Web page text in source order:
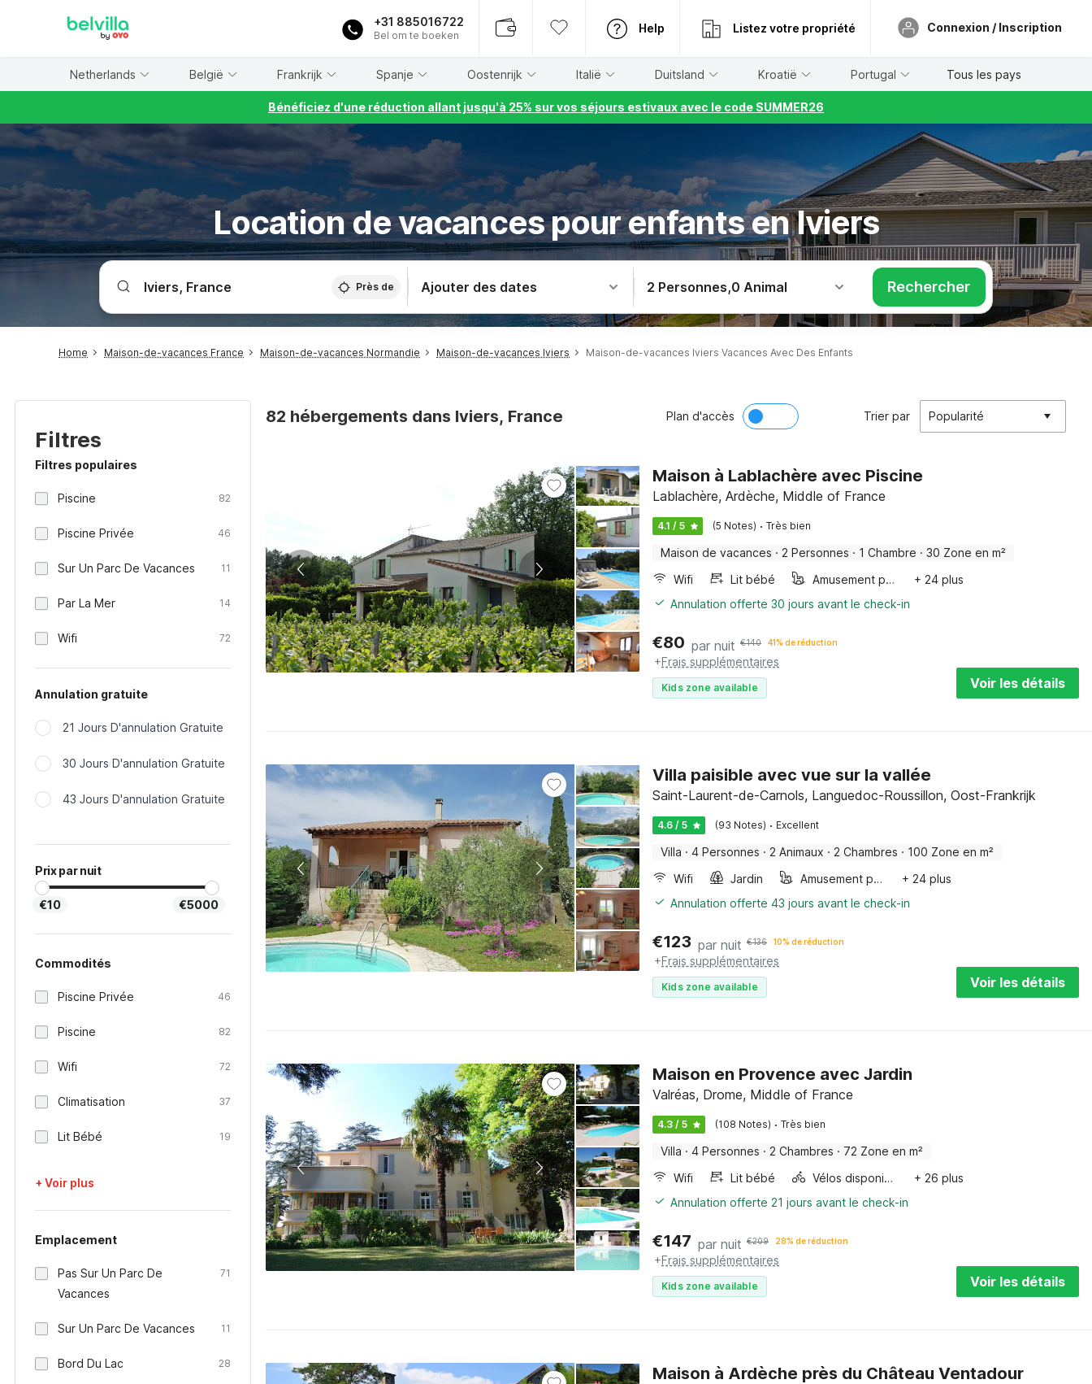
+31 885016722
Bel om te boeken
Help Listez votre propriété Connexion / Inscription
Netherlands België Frankrijk Spanje Oostenrijk Italië Duitsland Kroatië Portugal Tous les pays
Bénéficiez d'une réduction allant jusqu'à 25% sur vos séjours estivaux avec le code SUMMER26
Location de vacances pour enfants en Iviers
Près de Ajouter des dates 2 Personnes,0 Animal Rechercher
Home Maison-de-vacances France Maison-de-vacances Normandie Maison-de-vacances Iviers Maison-de-vacances Iviers Vacances Avec Des Enfants
Filtres
Filtres populaires
Piscine 82
Piscine Privée 46
Sur Un Parc De Vacances 11
Par La Mer 14
Wifi 72
Annulation gratuite
21 Jours D'annulation Gratuite
30 Jours D'annulation Gratuite
43 Jours D'annulation Gratuite
Prix par nuit
€10 €5000
Commodités
Piscine Privée 46
Piscine 82
Wifi 72
Climatisation 37
Lit Bébé 19
+ Voir plus
Emplacement
Pas Sur Un Parc De
Vacances
71
Sur Un Parc De Vacances 11
Bord Du Lac 28
82 hébergements dans Iviers, France Plan d'accès Trier par Popularité
Maison à Lablachère avec Piscine
Lablachère, Ardèche, Middle of France
4.1 / 5 (5 Notes) · Très bien
Maison de vacances · 2 Personnes · 1 Chambre · 30 Zone en m²
Wifi
Lit bébé Amusement pour les enfants
+ 24 plus
Annulation offerte 30 jours avant le check-in
€80 par nuit €140 41% de réduction
+Frais supplémentaires
Kids zone available Voir les détails
Villa paisible avec vue sur la vallée
Saint-Laurent-de-Carnols, Languedoc-Roussillon, Oost-Frankrijk
4.6 / 5 (93 Notes) · Excellent
Villa · 4 Personnes · 2 Animaux · 2 Chambres · 100 Zone en m²
Wifi
Jardin Amusement pour les enfants
+ 24 plus
Annulation offerte 43 jours avant le check-in
€123 par nuit €136 10% de réduction
+Frais supplémentaires
Kids zone available Voir les détails
Maison en Provence avec Jardin
Valréas, Drome, Middle of France
4.3 / 5 (108 Notes) · Très bien
Villa · 4 Personnes · 2 Chambres · 72 Zone en m²
Wifi
Lit bébé Vélos disponibles
+ 26 plus
Annulation offerte 21 jours avant le check-in
€147 par nuit €209 28% de réduction
+Frais supplémentaires
Kids zone available Voir les détails
Maison à Ardèche près du Château Ventadour